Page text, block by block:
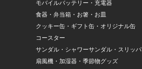
モバイルバッテリー・充電器
食器・弁当箱・お箸・お皿
クッキー缶・ギフト缶・オリジナル缶
コースター
サンダル・シャワーサンダル・スリッパ
扇風機・加湿器・季節物グッズ